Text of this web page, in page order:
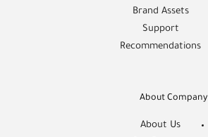
Brand Assets
Support
Recommendations
About Company
About Us